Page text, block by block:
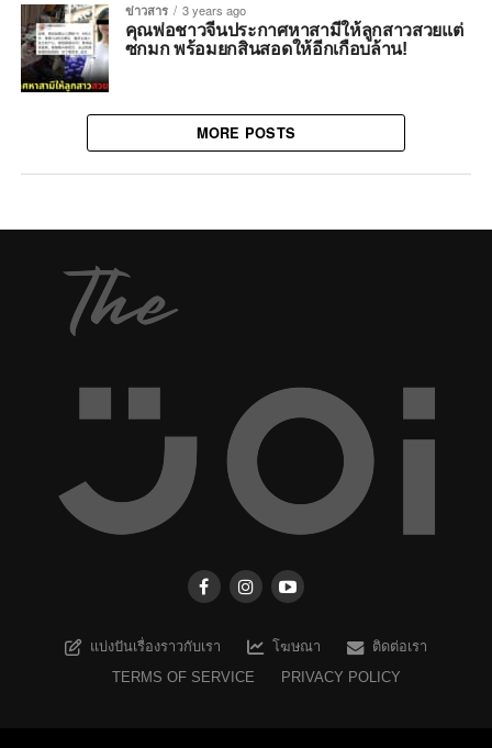
ข่าวสาร 3 years ago
คุณพ่อชาวจีนประกาศหาสามีให้ลูกสาวสวยแต่
ซกมก พร้อมยกสินสอดให้อีกเกือบล้าน!
MORE POSTS
แบ่งปันเรื่องราวกับเรา โฆษณา
ติดต่อเรา
TERMS OF SERVICE
PRIVACY POLICY